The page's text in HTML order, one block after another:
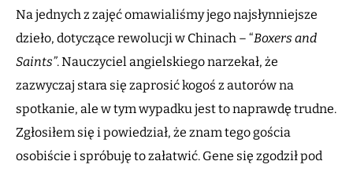
Na jednych z zajęć omawialiśmy jego najsłynniejsze
dzieło, dotyczące rewolucji w Chinach – “Boxers and
Saints”. Nauczyciel angielskiego narzekał, że
zazwyczaj stara się zaprosić kogoś z autorów na
spotkanie, ale w tym wypadku jest to naprawdę trudne.
Zgłosiłem się i powiedział, że znam tego gościa
osobiście i spróbuję to załatwić. Gene się zgodził pod